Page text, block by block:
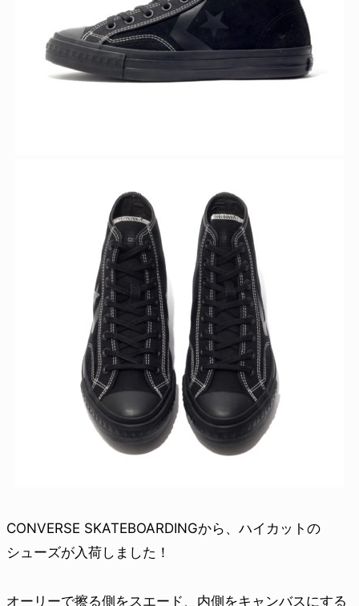
CONVERSE SKATEBOARDINGから、ハイカットの
シューズが入荷しました！
オーリーで擦る側をスエード、内側をキャンバスにする